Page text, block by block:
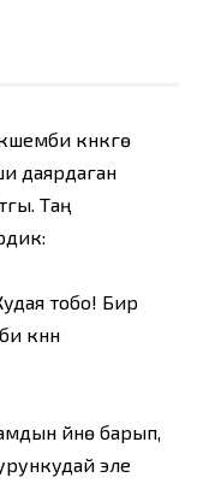
күнкүгө
даярдаган
Таң
тобо! Бир
күнүн
үйүнө барып,
эле